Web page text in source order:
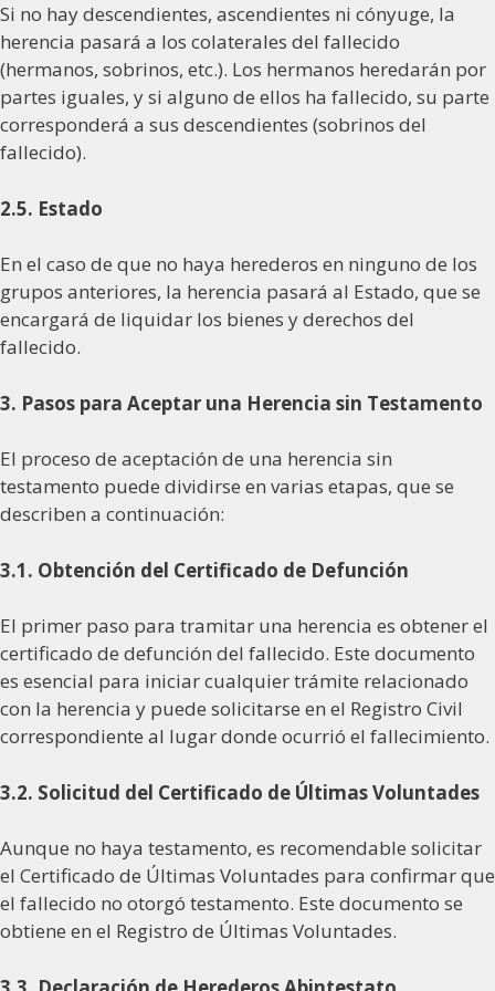
Si no hay descendientes, ascendientes ni cónyuge, la
herencia pasará a los colaterales del fallecido
(hermanos, sobrinos, etc.). Los hermanos heredarán por
partes iguales, y si alguno de ellos ha fallecido, su parte
corresponderá a sus descendientes (sobrinos del
fallecido).
2.5. Estado
En el caso de que no haya herederos en ninguno de los
grupos anteriores, la herencia pasará al Estado, que se
encargará de liquidar los bienes y derechos del
fallecido.
3. Pasos para Aceptar una Herencia sin Testamento
El proceso de aceptación de una herencia sin
testamento puede dividirse en varias etapas, que se
describen a continuación:
3.1. Obtención del Certificado de Defunción
El primer paso para tramitar una herencia es obtener el
certificado de defunción del fallecido. Este documento
es esencial para iniciar cualquier trámite relacionado
con la herencia y puede solicitarse en el Registro Civil
correspondiente al lugar donde ocurrió el fallecimiento.
3.2. Solicitud del Certificado de Últimas Voluntades
Aunque no haya testamento, es recomendable solicitar
el Certificado de Últimas Voluntades para confirmar que
el fallecido no otorgó testamento. Este documento se
obtiene en el Registro de Últimas Voluntades.